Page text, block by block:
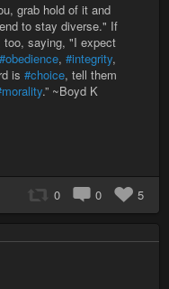
grab hold of it and
to stay diverse." If
too, saying, "I expect
#obedience, #integrity,
is #choice, tell them
.” ~Boyd K
0 0 5